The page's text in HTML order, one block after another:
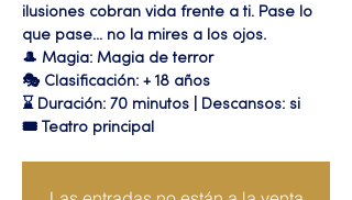
ilusiones cobran vida frente a ti. Pase lo
que pase… no la mires a los ojos.
🎩 Magia: Magia de terror
🎭 Clasificación: + 18 años
⌛ Duración: 70 minutos | Descansos: si
🎟 Teatro principal